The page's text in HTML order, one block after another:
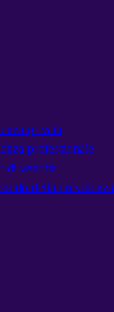
privata
professionale
di vendita
della previdenza